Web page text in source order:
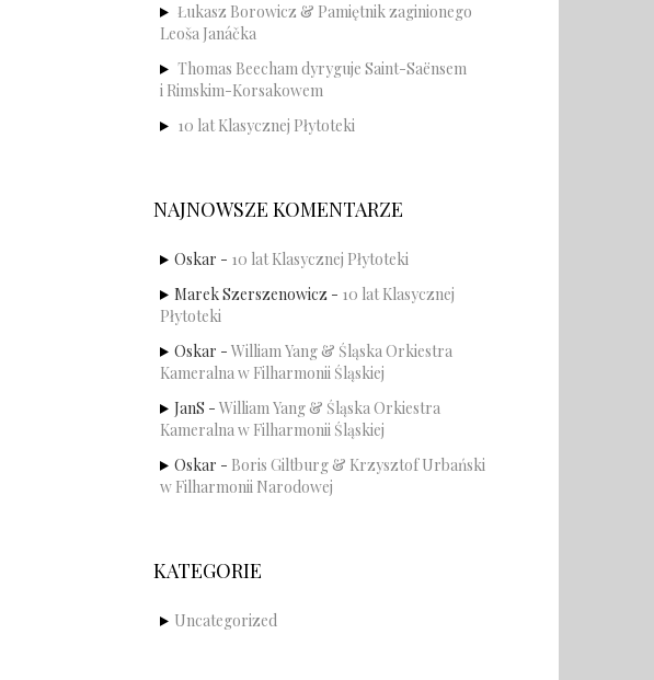
Łukasz Borowicz & Pamiętnik zaginionego
Leoša Janáčka
Thomas Beecham dyryguje Saint-Saënsem
i Rimskim-Korsakowem
10 lat Klasycznej Płytoteki
NAJNOWSZE KOMENTARZE
Oskar - 10 lat Klasycznej Płytoteki
Marek Szerszenowicz - 10 lat Klasycznej
Płytoteki
Oskar - William Yang & Śląska Orkiestra
Kameralna w Filharmonii Śląskiej
JanS - William Yang & Śląska Orkiestra
Kameralna w Filharmonii Śląskiej
Oskar - Boris Giltburg & Krzysztof Urbański
w Filharmonii Narodowej
KATEGORIE
Uncategorized